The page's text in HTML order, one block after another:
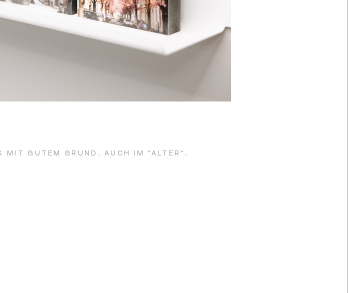
MIT GUTEM GRUND. AUCH IM "ALTER".